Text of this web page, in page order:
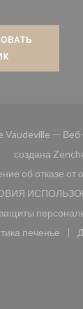
Vaudeville —
создана
об отказе от
печенье